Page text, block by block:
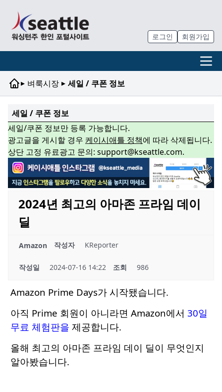
로그인 회원가입
▸ 벼룩시장 ▸ 세일 / 쿠폰 정보
세일 / 쿠폰 정보
세일/쿠폰 정보만 등록 가능합니다.
광고글을 게시할 경우 케이시애틀 정책에 따라 삭제됩니다.
상단 고정 유료광고 문의: support@kseattle.com.
2024년 최고의 아마존 프라임 데이
딜
Amazon 작성자 KReporter
작성일 2024-07-16 14:22 조회 986
Amazon Prime Days가 시작됐습니다.
아직 Prime 회원이 아니라면 Amazon에서 30일
무료 체험판을 제공합니다.
올해 최고의 아마존 프라임 데이 딜이 무엇인지
알아봤습니다.